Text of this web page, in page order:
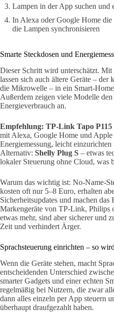
Lampen in der App suchen und
In Alexa oder Google Home
die Lampen synchronisieren
Smarte Steckdosen und
Dieser Schritt wird unterschätzt. Mit
lassen sich auch ältere Geräte – der
die Mikrowelle – in ein Smart-
Außerdem zeigen viele Modelle den
Energieverbrauch an.
Empfehlung: TP-Link Tapo P115
mit Alexa, Google Home und
Energiemessung, leicht
Alternativ: Shelly Plug S – etwas
lokaler Steuerung ohne Cloud, was
Warum das wichtig ist: No-Name-
kosten oft nur 5–8 Euro, erhalten
Sicherheitsupdates und machen das
Markengeräte von TP-Link, Philips
etwas mehr, sind aber sicherer und
Zeit und verhindert Ärger.
Sprachsteuerung einrichten – so
Wenn die Geräte stehen, macht
entscheidenden Unterschied
smarter Gadgets und einer echten
regelmäßig bei Nutzern, die zwar
dann alles einzeln per App steuern
überhaupt draufgezahlt haben.